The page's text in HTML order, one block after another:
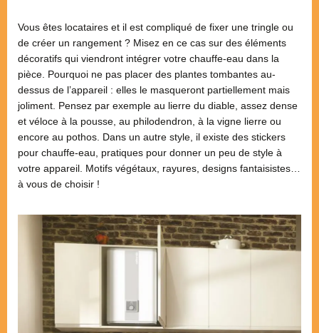
Vous êtes locataires et il est compliqué de fixer une tringle ou
de créer un rangement ? Misez en ce cas sur des éléments
décoratifs qui viendront intégrer votre chauffe-eau dans la
pièce. Pourquoi ne pas placer des plantes tombantes au-
dessus de l’appareil : elles le masqueront partiellement mais
joliment. Pensez par exemple au lierre du diable, assez dense
et véloce à la pousse, au philodendron, à la vigne lierre ou
encore au pothos. Dans un autre style, il existe des stickers
pour chauffe-eau, pratiques pour donner un peu de style à
votre appareil. Motifs végétaux, rayures, designs fantaisistes…
à vous de choisir !